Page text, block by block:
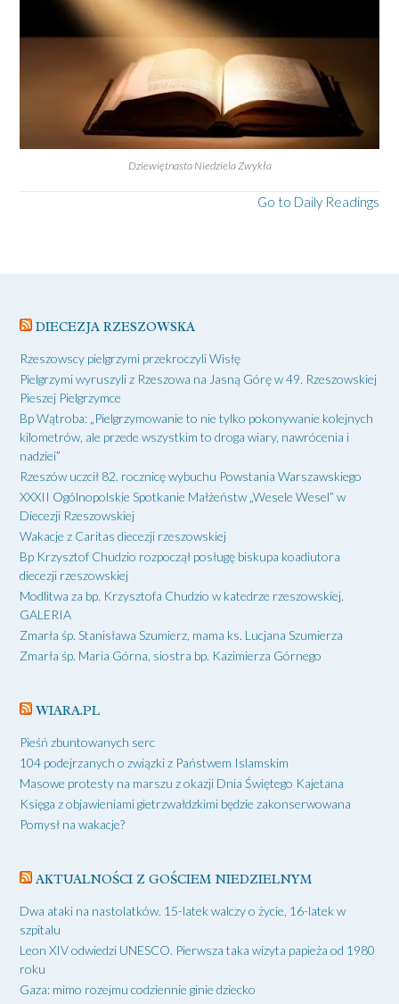
Dziewiętnasta Niedziela Zwykła
Go to Daily Readings
DIECEZJA RZESZOWSKA
Rzeszowscy pielgrzymi przekroczyli Wisłę
Pielgrzymi wyruszyli z Rzeszowa na Jasną Górę w 49. Rzeszowskiej
Pieszej Pielgrzymce
Bp Wątroba: „Pielgrzymowanie to nie tylko pokonywanie kolejnych
kilometrów, ale przede wszystkim to droga wiary, nawrócenia i
nadziei”
Rzeszów uczcił 82. rocznicę wybuchu Powstania Warszawskiego
XXXII Ogólnopolskie Spotkanie Małżeństw „Wesele Wesel” w
Diecezji Rzeszowskiej
Wakacje z Caritas diecezji rzeszowskiej
Bp Krzysztof Chudzio rozpoczął posługę biskupa koadiutora
diecezji rzeszowskiej
Modlitwa za bp. Krzysztofa Chudzio w katedrze rzeszowskiej.
GALERIA
Zmarła śp. Stanisława Szumierz, mama ks. Lucjana Szumierza
Zmarła śp. Maria Górna, siostra bp. Kazimierza Górnego
WIARA.PL
Pieśń zbuntowanych serc
104 podejrzanych o związki z Państwem Islamskim
Masowe protesty na marszu z okazji Dnia Świętego Kajetana
Księga z objawieniami gietrzwałdzkimi będzie zakonserwowana
Pomysł na wakacje?
AKTUALNOŚCI Z GOŚCIEM NIEDZIELNYM
Dwa ataki na nastolatków. 15-latek walczy o życie, 16-latek w
szpitalu
Leon XIV odwiedzi UNESCO. Pierwsza taka wizyta papieża od 1980
roku
Gaza: mimo rozejmu codziennie ginie dziecko